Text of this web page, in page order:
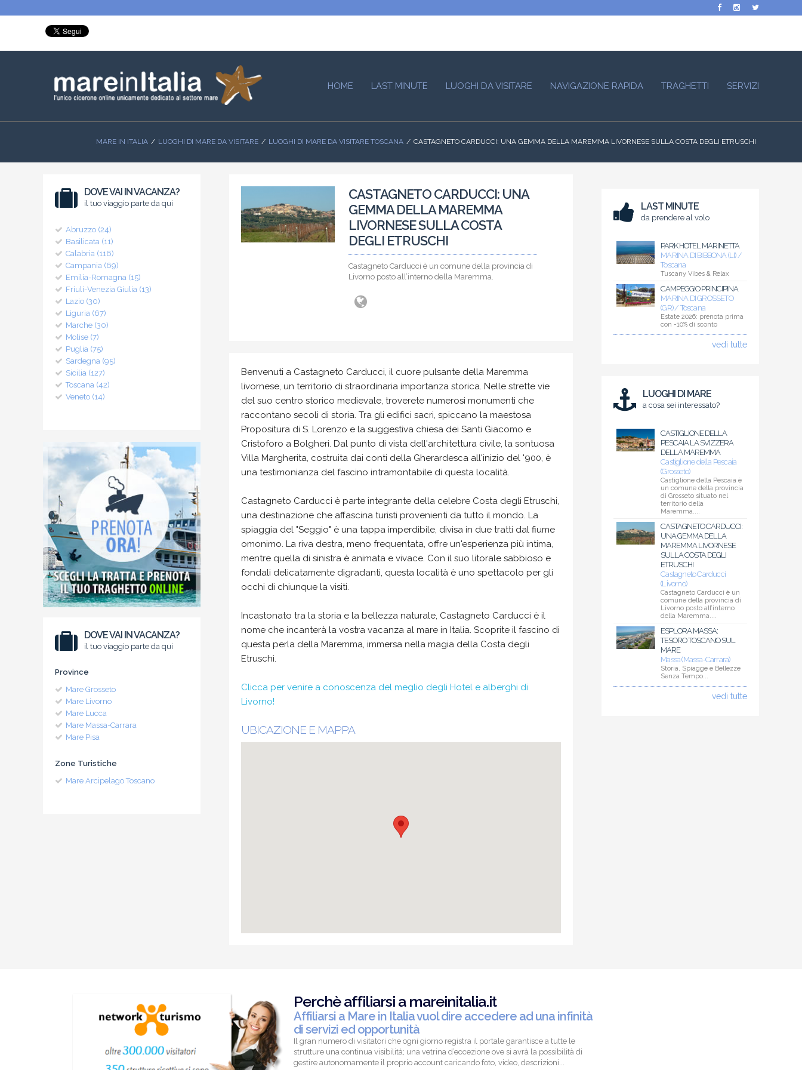
HOME LAST MINUTE LUOGHI DA VISITARE NAVIGAZIONE RAPIDA TRAGHETTI SERVIZI
MARE IN ITALIA LUOGHI DI MARE DA VISITARE LUOGHI DI MARE DA VISITARE TOSCANA CASTAGNETO CARDUCCI: UNA GEMMA DELLA MAREMMA LIVORNESE SULLA COSTA DEGLI ETRUSCHI
DOVE VAI IN VACANZA?
il tuo viaggio parte da qui
Abruzzo (24)
Basilicata (11)
Calabria (116)
Campania (69)
Emilia-Romagna (15)
Friuli-Venezia Giulia (13)
Lazio (30)
Liguria (67)
Marche (30)
Molise (7)
Puglia (75)
Sardegna (95)
Sicilia (127)
Toscana (42)
Veneto (14)
DOVE VAI IN VACANZA?
il tuo viaggio parte da qui
Province
Mare Grosseto
Mare Livorno
Mare Lucca
Mare Massa-Carrara
Mare Pisa
Zone Turistiche
Mare Arcipelago Toscano
CASTAGNETO CARDUCCI: UNA
GEMMA DELLA MAREMMA
LIVORNESE SULLA COSTA
DEGLI ETRUSCHI
Castagneto Carducci è un comune della provincia di
Livorno posto all’interno della Maremma.
Benvenuti a Castagneto Carducci, il cuore pulsante della Maremma
livornese, un territorio di straordinaria importanza storica. Nelle strette vie
del suo centro storico medievale, troverete numerosi monumenti che
raccontano secoli di storia. Tra gli edifici sacri, spiccano la maestosa
Propositura di S. Lorenzo e la suggestiva chiesa dei Santi Giacomo e
Cristoforo a Bolgheri. Dal punto di vista dell'architettura civile, la sontuosa
Villa Margherita, costruita dai conti della Gherardesca all'inizio del '900, è
una testimonianza del fascino intramontabile di questa località.
Castagneto Carducci è parte integrante della celebre Costa degli Etruschi,
una destinazione che affascina turisti provenienti da tutto il mondo. La
spiaggia del "Seggio" è una tappa imperdibile, divisa in due tratti dal fiume
omonimo. La riva destra, meno frequentata, offre un'esperienza più intima,
mentre quella di sinistra è animata e vivace. Con il suo litorale sabbioso e
fondali delicatamente digradanti, questa località è uno spettacolo per gli
occhi di chiunque la visiti.
Incastonato tra la storia e la bellezza naturale, Castagneto Carducci è il
nome che incanterà la vostra vacanza al mare in Italia. Scoprite il fascino di
questa perla della Maremma, immersa nella magia della Costa degli
Etruschi.
Clicca per venire a conoscenza del meglio degli Hotel e alberghi di
Livorno!
UBICAZIONE E MAPPA
LAST MINUTE
da prendere al volo
PARK HOTEL MARINETTA
MARINA DI BIBBONA (LI) /
Toscana
Tuscany Vibes & Relax
CAMPEGGIO PRINCIPINA
MARINA DI GROSSETO
(GR) / Toscana
Estate 2026: prenota prima
con -10% di sconto
vedi tutte
LUOGHI DI MARE
a cosa sei interessato?
CASTIGLIONE DELLA
PESCAIA LA SVIZZERA
DELLA MAREMMA
Castiglione della Pescaia
(Grosseto)
Castiglione della Pescaia è
un comune della provincia
di Grosseto situato nel
territorio della
Maremma....
CASTAGNETO CARDUCCI:
UNA GEMMA DELLA
MAREMMA LIVORNESE
SULLA COSTA DEGLI
ETRUSCHI
Castagneto Carducci
(Livorno)
Castagneto Carducci è un
comune della provincia di
Livorno posto all’interno
della Maremma....
ESPLORA MASSA:
TESORO TOSCANO SUL
MARE
Massa (Massa-Carrara)
Storia, Spiagge e Bellezze
Senza Tempo...
vedi tutte
Perchè affiliarsi a mareinitalia.it
Affiliarsi a Mare in Italia vuol dire accedere ad una infinità
di servizi ed opportunità
Il gran numero di visitatori che ogni giorno registra il portale garantisce a tutte le
strutture una continua visibilità; una vetrina d’eccezione ove si avrà la possibilità di
gestire autonomamente il proprio account caricando foto, video, descrizioni...